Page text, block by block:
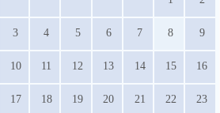
3 4 5 6 7 8 9
10 11 12 13 14 15 16
17 18 19 20 21 22 23